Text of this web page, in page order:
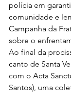
polícia em
comunidade e
Campanha da
sobre o
Ao final da
canto de Santa
com o Acta
Santos), uma